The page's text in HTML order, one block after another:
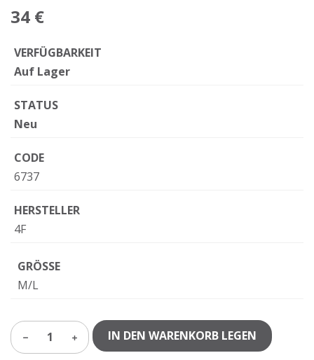
34 €
VERFÜGBARKEIT
Auf Lager
STATUS
Neu
CODE
6737
HERSTELLER
4F
GRÖSSE
M/L
1 IN DEN WARENKORB LEGEN